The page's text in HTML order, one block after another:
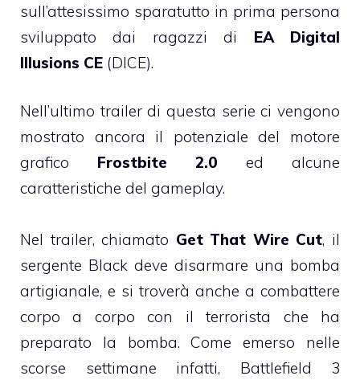
sull’attesissimo sparatutto in prima persona
sviluppato dai ragazzi di EA Digital
Illusions CE (DICE).
Nell’ultimo trailer di questa serie ci vengono
mostrato ancora il potenziale del motore
grafico Frostbite 2.0 ed alcune
caratteristiche del gameplay.
Nel trailer, chiamato Get That Wire Cut, il
sergente Black deve disarmare una bomba
artigianale, e si troverà anche a combattere
corpo a corpo con il terrorista che ha
preparato la bomba. Come emerso nelle
scorse settimane infatti, Battlefield 3